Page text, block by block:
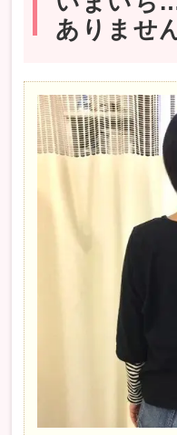
ありませ